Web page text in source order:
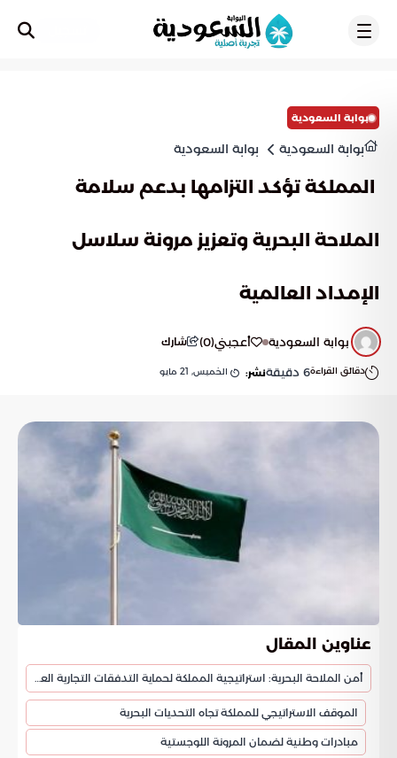
بوابة السعودية
بوابة السعودية بوابة السعودية
‎ المملكة تؤكد التزامها بدعم سلامة
الملاحة البحرية وتعزيز مرونة سلاسل
الإمداد العالمية
بوابة السعودية أعجبني(
0
) شارك
دقائق القراءة6 دقيقةنشر: الخميس, 21 مايو
عناوين المقال
أمن الملاحة البحرية: استراتيجية المملكة لحماية التدفقات التجارية العالمية
الموقف الاستراتيجي للمملكة تجاه التحديات البحرية
مبادرات وطنية لضمان المرونة اللوجستية